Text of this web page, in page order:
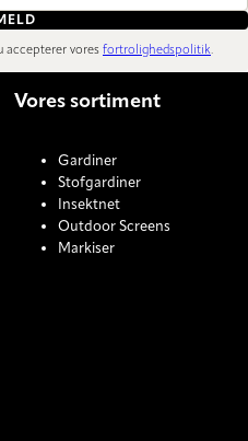
accepterer vores fortrolighedspolitik.
Vores sortiment
Gardiner
Stofgardiner
Insektnet
Outdoor Screens
Markiser